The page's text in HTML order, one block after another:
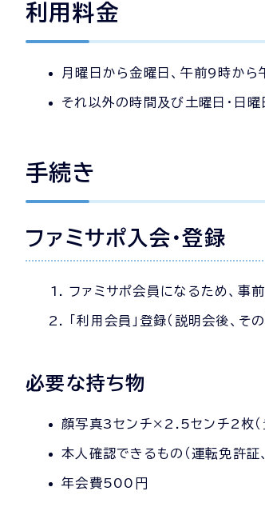
利用料金
月曜日から金曜日、午前9時か
それ以外の時間及び土曜日・日
手続き
ファミサポ入会・登録
ファミサポ会員になるため、事
「利用会員」登録（説明会後、そ
必要な持ち物
顔写真3センチ×2.5センチ2枚（
本人確認できるもの（運転免許証
年会費500円